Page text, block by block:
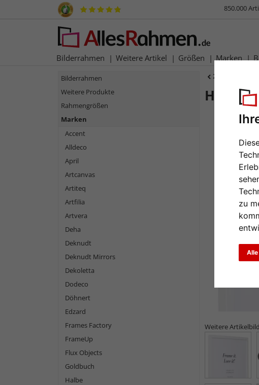
zu
850.000
Bilderrahmen Weitere Artikel Größen Marken
Zurück
Weitere
Bilderrahmen
Weitere Produkte
Rahmengrößen
Marken
Accent
Alldeco
April
Artcanvas
Artiteq
Artfilia
Artvera
Deha
Deknudt
Deknudt Mirrors
Dekoletta
Dodeco
Döhnert
Edzard
Frames Factory
FrameUp
Flux Objects
Goldbuch
Halbe